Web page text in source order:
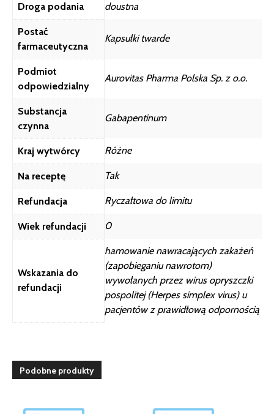
Droga podania doustna
Postać
farmaceutyczna
Kapsułki twarde
Podmiot
odpowiedzialny
Aurovitas Pharma Polska Sp. z o.o.
Substancja
czynna
Gabapentinum
Kraj wytwórcy Różne
Na receptę Tak
Refundacja Ryczałtowa do limitu
Wiek refundacji 0
Wskazania do
refundacji
hamowanie nawracających zakażeń
(zapobieganiu nawrotom)
wywołanych przez wirus opryszczki
pospolitej (Herpes simplex virus) u
pacjentów z prawidłową odpornością
Podobne produkty